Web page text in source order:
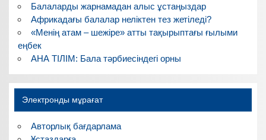
Балаларды жарнамадан алыс ұстаңыздар
Африкадағы балалар неліктен тез жетіледі?
«Менің атам – шежіре» атты тақырыптағы ғылыми
еңбек
АНА ТІЛІМ: Бала тәрбиесіндегі орны
Электронды мұрағат
Авторлық бағдарлама